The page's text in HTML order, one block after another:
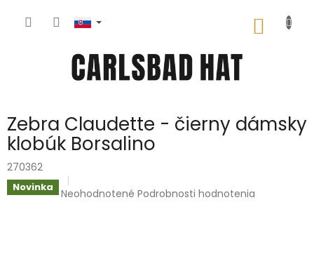
Zebra Claudette - čierny dámsky
klobúk Borsalino
270362
Novinka
Priemerné
Neohodnotené Podrobnosti hodnotenia